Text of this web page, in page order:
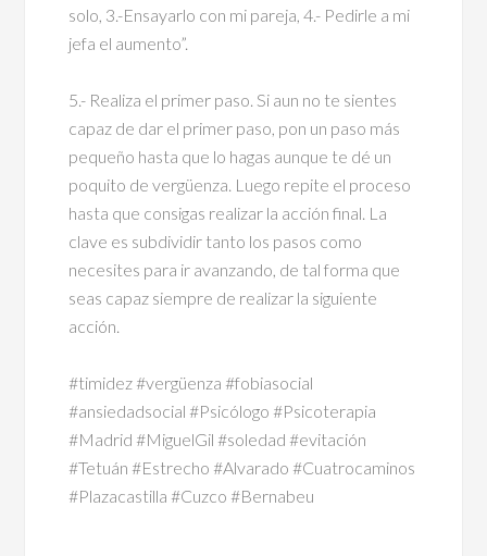
solo, 3.-Ensayarlo con mi pareja, 4.- Pedirle a mi
jefa el aumento”.
5.- Realiza el primer paso. Si aun no te sientes
capaz de dar el primer paso, pon un paso más
pequeño hasta que lo hagas aunque te dé un
poquito de vergüenza. Luego repite el proceso
hasta que consigas realizar la acción final. La
clave es subdividir tanto los pasos como
necesites para ir avanzando, de tal forma que
seas capaz siempre de realizar la siguiente
acción.
#timidez #vergüenza #fobiasocial
#ansiedadsocial #Psicólogo #Psicoterapia
#Madrid #MiguelGil #soledad #evitación
#Tetuán #Estrecho #Alvarado #Cuatrocaminos
#Plazacastilla #Cuzco #Bernabeu